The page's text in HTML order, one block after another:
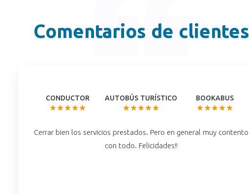
Comentarios de clientes
CONDUCTOR AUTOBÚS TURÍSTICO BOOKABUS
Cerrar bien los servicios prestados. Pero en general muy contento
con todo. Felicidades!!